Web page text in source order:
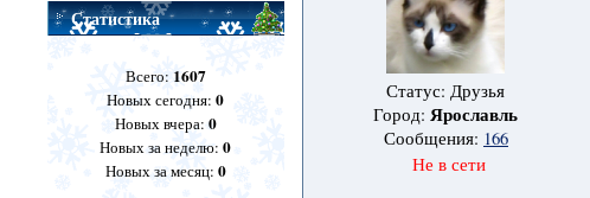
Статистика
Всего: 1607
Новых сегодня:0
Новых вчера: 0
Новых за неделю:0
Новых за месяц: 0
Статус: Друзья
Город:Ярославль
Сообщения: 166
Не в сети